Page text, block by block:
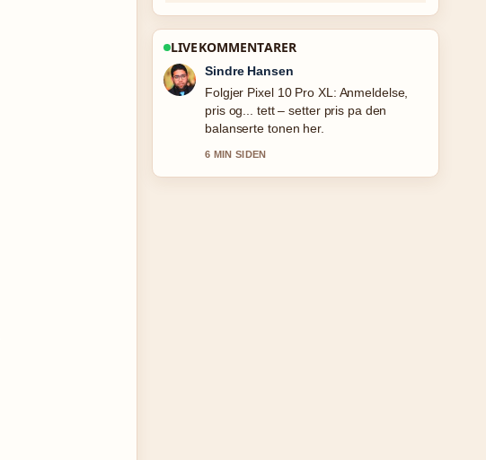
LIVEKOMMENTARER
Mia Eide
Nyttig kontekst rundt Mel gram til dl –
enkel omregning.... Hold gjerne denne
livestrengen oppdatert.
8 MIN SIDEN